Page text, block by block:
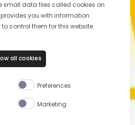
small data files called cookies on
you with information
control them for this website.
all cookies
Preferences
Marketing